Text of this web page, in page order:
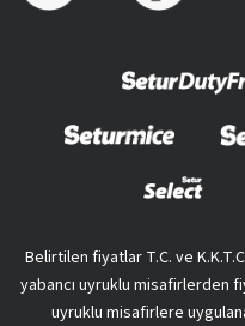
Belirtilen fiyatlar T.C. ve
yabancı uyruklu misafirlerden
uyruklu misafirlere